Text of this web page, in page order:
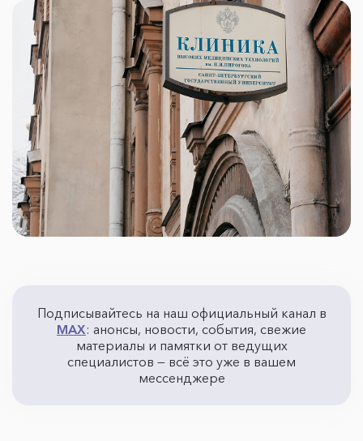
Подписывайтесь на наш официальный канал в
MAX: анонсы, новости, события, свежие
материалы и памятки от ведущих
специалистов — всё это уже в вашем
мессенджере